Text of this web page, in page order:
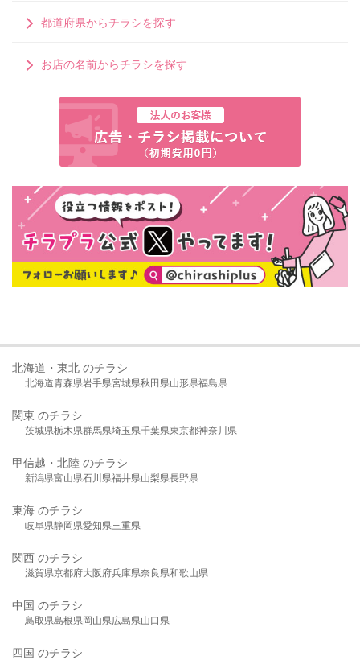
都道府県からチラシを探す
お店の名前からチラシを探す
北海道・東北 のチラシ
北海道青森県岩手県宮城県秋田県山形県福島県
関東 のチラシ
茨城県栃木県群馬県埼玉県千葉県東京都神奈川県
甲信越・北陸 のチラシ
新潟県富山県石川県福井県山梨県長野県
東海 のチラシ
岐阜県静岡県愛知県三重県
関西 のチラシ
滋賀県京都府大阪府兵庫県奈良県和歌山県
中国 のチラシ
鳥取県島根県岡山県広島県山口県
四国 のチラシ